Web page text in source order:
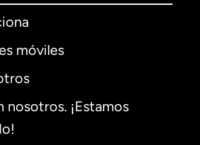
móviles
nosotros. ¡Estamos